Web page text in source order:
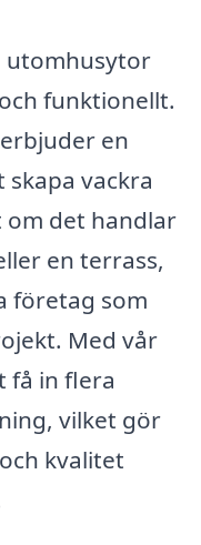
utomhusytor
funktionellt.
en
vackra
om det handlar
en terrass,
företag som
Med vår
få in flera
vilket gör
kvalitet